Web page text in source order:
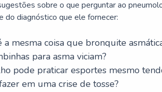
sobre o que perguntar ao
do diagnóstico que ele fornecer:
a mesma coisa que bronquite
para asma viciam?
pode praticar esportes mesmo
em uma crise de tosse?